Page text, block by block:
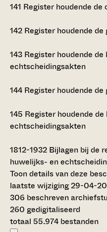
141 Register houdende de
142 Register houdende
143 Register houdende
echtscheidingsakten
144 Register houdende
145 Register houdende
echtscheidingsakten
1812-1932 Bijlagen bij de
huwelijks- en
Toon details van deze
laatste wijziging 29-04-
306 beschreven
260 gedigitaliseerd
totaal 55.974 bestanden